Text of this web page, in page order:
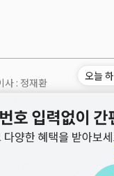
사 : 정재환
원로 68
서울구로-01069호
오늘